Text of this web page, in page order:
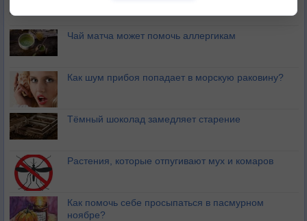
Чай матча может помочь аллергикам
Как шум прибоя попадает в морскую раковину?
Тёмный шоколад замедляет старение
Растения, которые отпугивают мух и комаров
Как помочь себе просыпаться в пасмурном
ноябре?